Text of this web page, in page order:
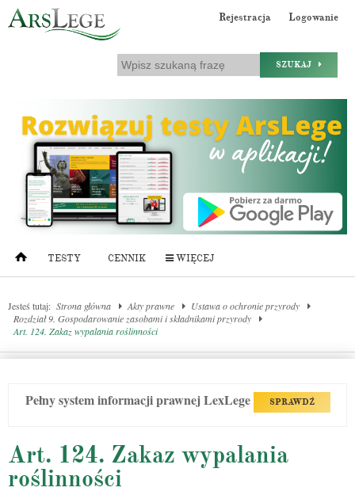
Rejestracja Logowanie
SZUKAJ
TESTY CENNIK WIĘCEJ
Jesteś tutaj: Strona główna Akty prawne
Ustawa o ochronie przyrody
Rozdział 9. Gospodarowanie zasobami i składnikami przyrody
Art. 124. Zakaz wypalania roślinności
Pełny system informacji prawnej LexLege SPRAWDŹ
Art. 124. Zakaz wypalania
roślinności